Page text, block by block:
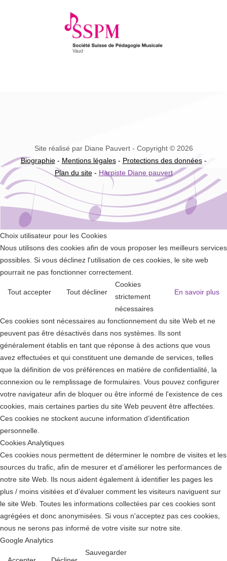
Site réalisé par Diane Pauvert - Copyright © 2026
Biographie- Mentions légales- Protections des données-
Plan du site- Harpiste Diane pauvert
Choix utilisateur pour les Cookies
Nous utilisons des cookies afin de vous proposer les meilleurs services
possibles. Si vous déclinez l'utilisation de ces cookies, le site web
pourrait ne pas fonctionner correctement.
Tout accepter Tout décliner En savoir plus
Cookies
strictement
nécessaires
Ces cookies sont nécessaires au fonctionnement du site Web et ne
peuvent pas être désactivés dans nos systèmes. Ils sont
généralement établis en tant que réponse à des actions que vous
avez effectuées et qui constituent une demande de services, telles
que la définition de vos préférences en matière de confidentialité, la
connexion ou le remplissage de formulaires. Vous pouvez configurer
votre navigateur afin de bloquer ou être informé de l'existence de ces
cookies, mais certaines parties du site Web peuvent être affectées.
Ces cookies ne stockent aucune information d’identification
personnelle.
Cookies Analytiques
Ces cookies nous permettent de déterminer le nombre de visites et les
sources du trafic, afin de mesurer et d’améliorer les performances de
notre site Web. Ils nous aident également à identifier les pages les
plus / moins visitées et d’évaluer comment les visiteurs naviguent sur
le site Web. Toutes les informations collectées par ces cookies sont
agrégées et donc anonymisées. Si vous n'acceptez pas ces cookies,
nous ne serons pas informé de votre visite sur notre site.
Google Analytics
Sauvegarder